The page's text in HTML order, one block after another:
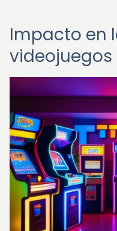
Impacto en
videojuegos